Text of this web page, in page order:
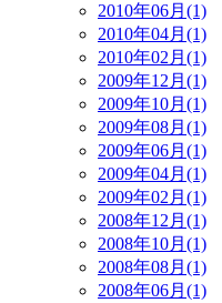
2010年06月(1)
2010年04月(1)
2010年02月(1)
2009年12月(1)
2009年10月(1)
2009年08月(1)
2009年06月(1)
2009年04月(1)
2009年02月(1)
2008年12月(1)
2008年10月(1)
2008年08月(1)
2008年06月(1)